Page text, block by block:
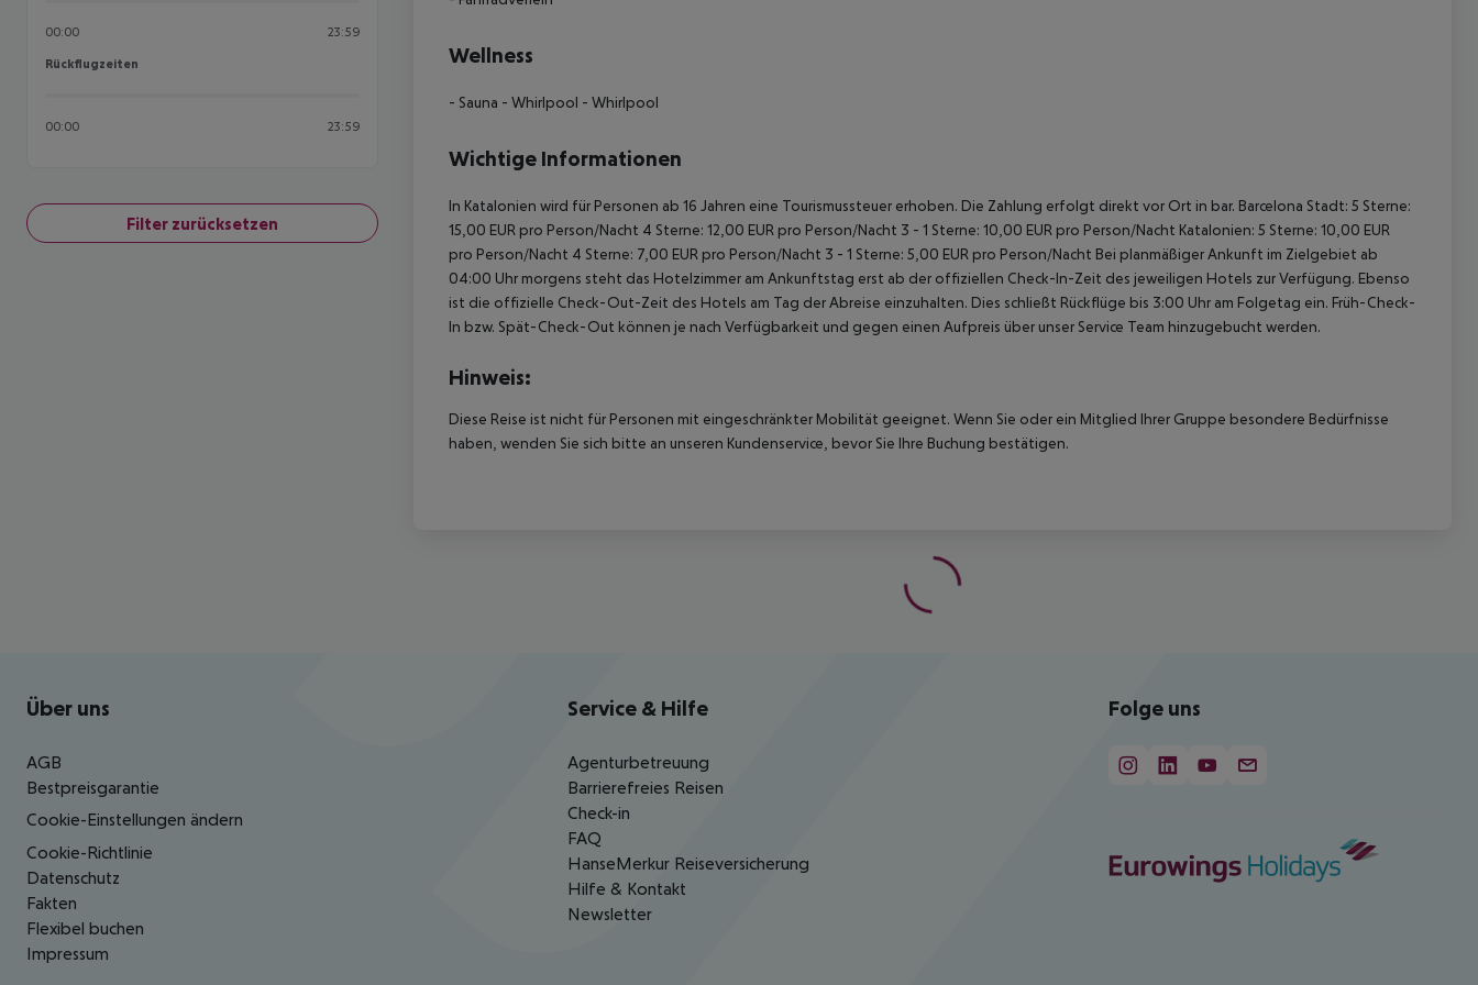
00:00 23:59
Rückflugzeiten
Rückflugzeiten
00:00 23:59
Filter zurücksetzen
Wellness
- Sauna - Whirlpool - Whirlpool
Wichtige Informationen
In Katalonien wird für Personen ab 16 Jahren eine Tourismussteuer erhoben. Die Zahlung erfolgt direkt vor Ort in bar. Barcelona Stadt: 5 Sterne:
15,00 EUR pro Person/Nacht 4 Sterne: 12,00 EUR pro Person/Nacht 3 - 1 Sterne: 10,00 EUR pro Person/Nacht Katalonien: 5 Sterne: 10,00 EUR
pro Person/Nacht 4 Sterne: 7,00 EUR pro Person/Nacht 3 - 1 Sterne: 5,00 EUR pro Person/Nacht Bei planmäßiger Ankunft im Zielgebiet ab
04:00 Uhr morgens steht das Hotelzimmer am Ankunftstag erst ab der offiziellen Check-In-Zeit des jeweiligen Hotels zur Verfügung. Ebenso
ist die offizielle Check-Out-Zeit des Hotels am Tag der Abreise einzuhalten. Dies schließt Rückflüge bis 3:00 Uhr am Folgetag ein. Früh-Check-
In bzw. Spät-Check-Out können je nach Verfügbarkeit und gegen einen Aufpreis über unser Service Team hinzugebucht werden.
Hinweis:
Diese Reise ist nicht für Personen mit eingeschränkter Mobilität geeignet. Wenn Sie oder ein Mitglied Ihrer Gruppe besondere Bedürfnisse
haben, wenden Sie sich bitte an unseren Kundenservice, bevor Sie Ihre Buchung bestätigen.
Footer navigation
Über uns
AGB
Bestpreisgarantie
Cookie-Einstellungen ändern
Cookie-Richtlinie
Datenschutz
Fakten
Flexibel buchen
Impressum
Service & Hilfe
Agenturbetreuung
Barrierefreies Reisen
Check-in
FAQ
HanseMerkur Reiseversicherung
Hilfe & Kontakt
Newsletter
Folge uns